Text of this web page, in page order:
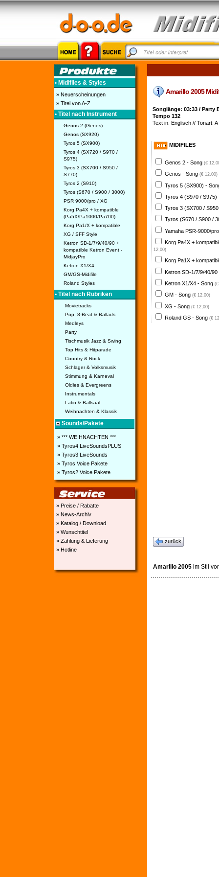
• Midifiles & Styles
» Neuerscheinungen
» Titel von A-Z
• Titel nach Instrument
Genos 2 (Genos)
Genos (SX920)
Tyros 5 (SX900)
Tyros 4 (SX720 / S970 /
S975)
Tyros 3 (SX700 / S950 /
S770)
Tyros 2 (S910)
Tyros (S670 / S900 / 3000)
PSR 9000/pro / XG
Korg Pa4X + kompatible
(Pa5X/Pa1000/Pa700)
Korg Pa1/X + kompatible
XG / SFF Style
Ketron SD-1/7/9/40/90 +
kompatible Ketron Event -
MidjayPro
Ketron X1/X4
GM/GS-Midifile
Roland Styles
• Titel nach Rubriken
Movietracks
Pop, 8-Beat & Ballads
Medleys
Party
Tischmusik Jazz & Swing
Top Hits & Hitparade
Country & Rock
Schlager & Volksmusik
Stimmung & Karneval
Oldies & Evergreens
Instrumentals
Latin & Ballsaal
Weihnachten & Klassik
Sounds/Pakete
» *** WEIHNACHTEN ***
» Tyros4 LiveSoundsPLUS
» Tyros3 LiveSounds
» Tyros Voice Pakete
» Tyros2 Voice Pakete
» Preise / Rabatte
» News-Archiv
» Katalog / Download
» Wunschtitel
» Zahlung & Lieferung
» Hotline
Amarillo 2005
Songlänge: 03:33 / Party
Tempo 132
Text in: Englisch // Tonart: A
MIDIFILES
Genos 2 - Song (€
Genos - Song (€ 12,00)
Tyros 5 (SX900) -
Tyros 4 (S970 /
Tyros 3 (SX700 /
Tyros (S670 / S900 /
Yamaha PSR-9000/
Korg Pa4X +
12,00)
Korg Pa1X +
Ketron SD-1/7/9/40/
Ketron X1/X4 - Song
GM - Song (€ 12,00)
XG - Song (€ 12,00)
Roland GS - Song (€
zurück
Amarillo 2005 im Stil